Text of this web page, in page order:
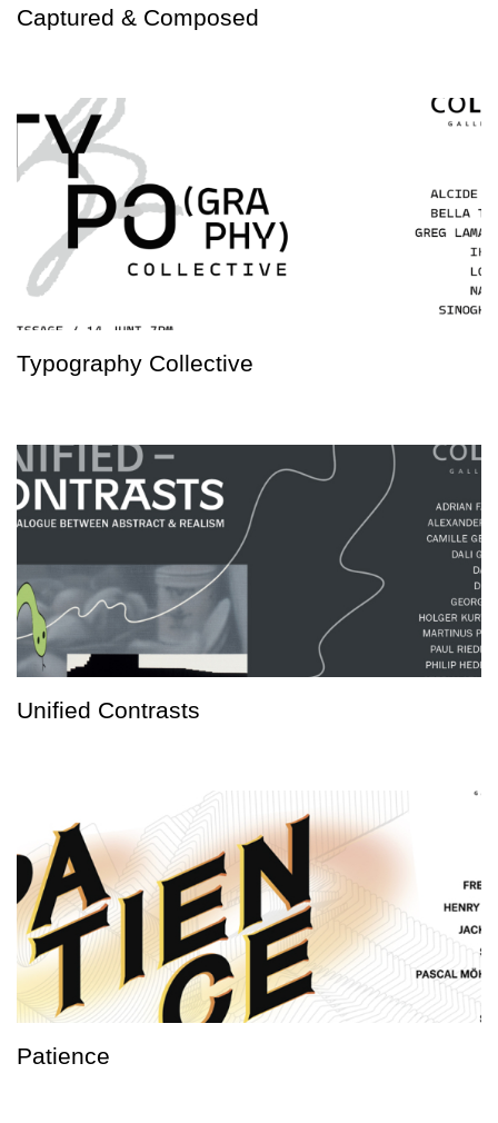
Captured & Composed
Typography Collective
Unified Contrasts
Patience